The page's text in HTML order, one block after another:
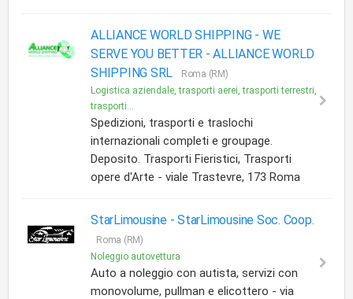
ALLIANCE WORLD SHIPPING - WE
SERVE YOU BETTER -ALLIANCE WORLD
SHIPPING SRL
Roma (RM)
Logistica aziendale, trasporti aerei, trasporti terrestri,
trasporti...
Spedizioni, trasporti e traslochi
internazionali completi e groupage.
Deposito. Trasporti Fieristici, Trasporti
opere d'Arte - viale Trastevre, 173 Roma
StarLimousine -StarLimousine Soc. Coop.
Roma (RM)
Noleggio autovettura
Auto a noleggio con autista, servizi con
monovolume, pullman e elicottero - via